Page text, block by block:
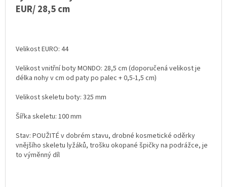
EUR/ 28,5 cm
Velikost EURO: 44
Velikost vnitřní boty MONDO: 28,5 cm (doporučená velikost je
délka nohy v cm od paty po palec + 0,5-1,5 cm)
Velikost skeletu boty: 325 mm
Šířka skeletu: 100 mm
Stav: POUŽITÉ v dobrém stavu, drobné kosmetické oděrky
vnějšího skeletu lyžáků, trošku okopané špičky na podrážce, je
to výměnný díl